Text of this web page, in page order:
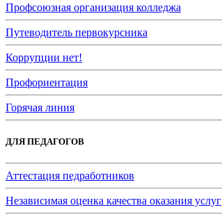
Профсоюзная организация колледжа
Путеводитель первокурсника
Коррупции нет!
Профориентация
Горячая линия
ДЛЯ ПЕДАГОГОВ
Аттестация педработников
Независимая оценка качества оказания услуг